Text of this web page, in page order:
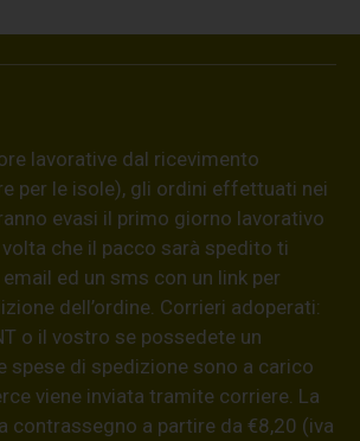
lavorative dal ricevimento
per le isole), gli ordini effettuati nei
evasi il primo giorno lavorativo
che il pacco sarà spedito ti
ed un sms con un link per
dell’ordine. Corrieri adoperati:
o il vostro se possedete un
spese di spedizione sono a carico
viene inviata tramite corriere. La
contrassegno a partire da €8,20 (iva